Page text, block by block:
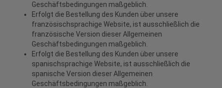
Geschäftsbedingungen maßgeblich.
Erfolgt die Bestellung des Kunden über unsere
französischsprachige Website, ist ausschließlich die
französische Version dieser Allgemeinen
Geschäftsbedingungen maßgeblich.
Erfolgt die Bestellung des Kunden über unsere
spanischsprachige Website, ist ausschließlich die
spanische Version dieser Allgemeinen
Geschäftsbedingungen maßgeblich.